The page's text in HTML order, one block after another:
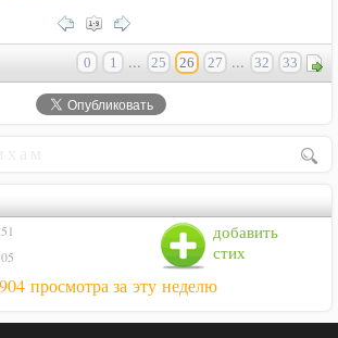
0 1 ... 25 26 27 ... 32 33
добавить
стих
просмотра за эту неделю